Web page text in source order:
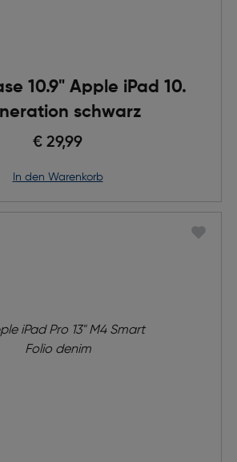
10.9" Apple iPad 10.
schwarz
€ 29,99
in den Warenkorb